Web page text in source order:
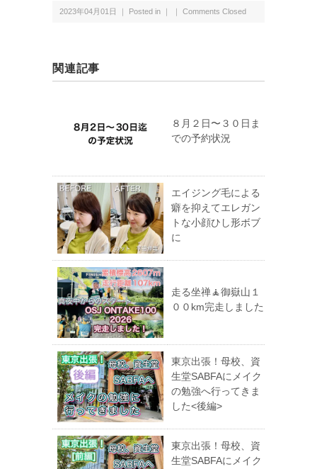
2023年04月01日 ｜ Posted in ｜ ｜ Comments Closed
関連記事
８月２日〜３０日ま
での予約状況
エイジング毛による
癖を抑えてエレガン
トな小顔ひし形ボブ
に
走る坐禅🧘御嶽山１
００km完走しました
東京出張！母校、資
生堂SABFAにメイク
の勉強へ行ってきま
した<後編>
東京出張！母校、資
生堂SABFAにメイク